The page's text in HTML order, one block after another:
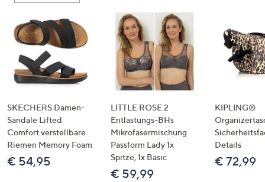
oder
wischen
Sie
Touch-
Geräten
links
bzw.
rechts,
um
diese
SKECHERS Damen-
Sandale Lifted
Comfort verstellbare
Riemen Memory Foam
€ 54,95
LITTLE ROSE 2
Entlastungs-BHs
Mikrofasermischung
Passform Lady 1x
Spitze, 1x Basic
€ 59,99
KIPLING®
Details
€ 72,99